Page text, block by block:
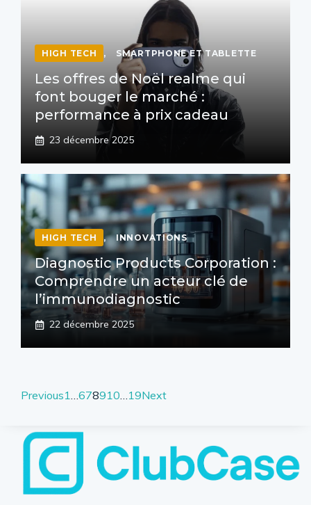
HIGH TECH , SMARTPHONE ET TABLETTE
Les offres de Noël realme qui
font bouger le marché :
performance à prix cadeau
23 décembre 2025
HIGH TECH , INNOVATIONS
Diagnostic Products Corporation :
Comprendre un acteur clé de
l’immunodiagnostic
22 décembre 2025
Previous1…678910…19Next